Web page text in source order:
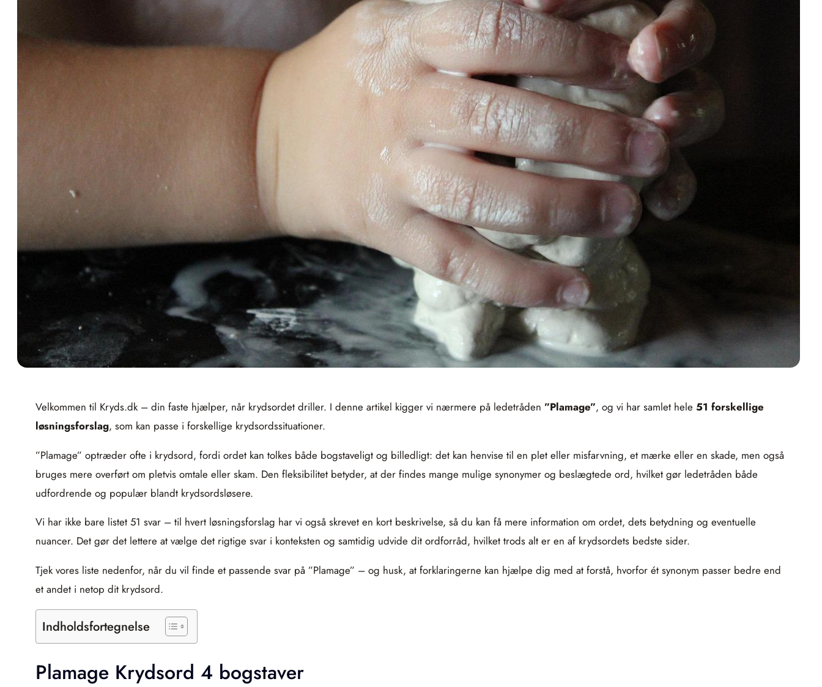
Velkommen til Kryds.dk – din faste hjælper, når krydsordet driller. I denne artikel kigger vi nærmere på ledetråden ”Plamage”, og vi har samlet hele 51 forskellige
løsningsforslag, som kan passe i forskellige krydsordssituationer.
”Plamage” optræder ofte i krydsord, fordi ordet kan tolkes både bogstaveligt og billedligt: det kan henvise til en plet eller misfarvning, et mærke eller en skade, men også
bruges mere overført om pletvis omtale eller skam. Den fleksibilitet betyder, at der findes mange mulige synonymer og beslægtede ord, hvilket gør ledetråden både
udfordrende og populær blandt krydsordsløsere.
Vi har ikke bare listet 51 svar – til hvert løsningsforslag har vi også skrevet en kort beskrivelse, så du kan få mere information om ordet, dets betydning og eventuelle
nuancer. Det gør det lettere at vælge det rigtige svar i konteksten og samtidig udvide dit ordforråd, hvilket trods alt er en af krydsordets bedste sider.
Tjek vores liste nedenfor, når du vil finde et passende svar på ”Plamage” – og husk, at forklaringerne kan hjælpe dig med at forstå, hvorfor ét synonym passer bedre end
et andet i netop dit krydsord.
Indholdsfortegnelse
Plamage Krydsord 4 bogstaver